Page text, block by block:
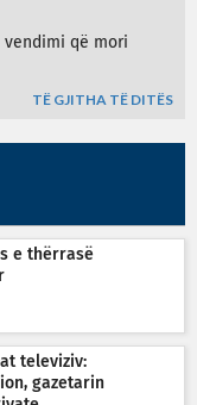
që mori
TË GJITHA TË DITËS
e thërrasë
televiziv:
gazetarin